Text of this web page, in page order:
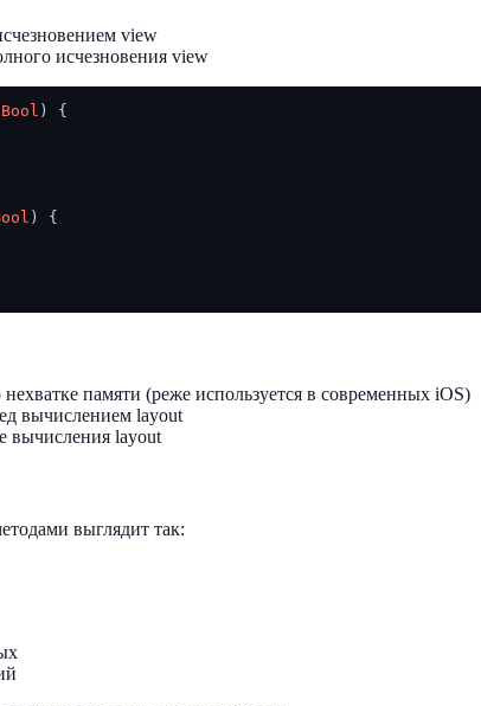
view
исчезновения view
Bool ) {
) {
памяти (реже используется в современных iOS)
вычислением layout
вычисления layout
выглядит так: